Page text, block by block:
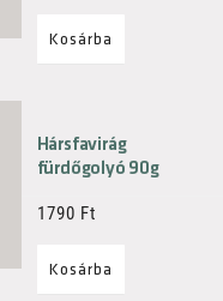
Kosárba
Hársfavirág
fürdőgolyó 90g
1790 Ft
Kosárba